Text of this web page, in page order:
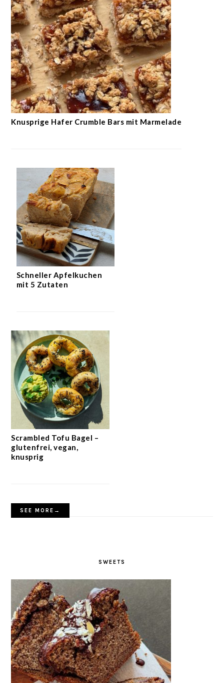
Knusprige Hafer Crumble Bars mit Marmelade
Schneller Apfelkuchen
mit 5 Zutaten
Scrambled Tofu Bagel –
glutenfrei, vegan,
knusprig
SEE MORE→
SWEETS